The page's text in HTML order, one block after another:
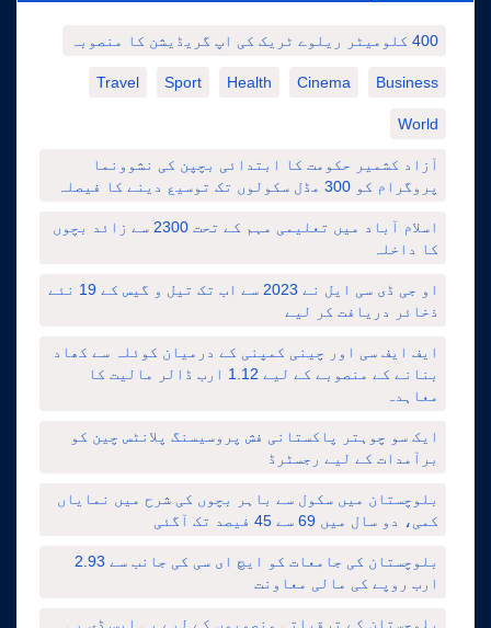
400 کلومیٹر ریلوے ٹریک کی اپ گریڈیشن کا منصوبہ
Business
Cinema
Health
Sport
Travel
World
آزاد کشمیر حکومت کا ابتدائی بچپن کی نشوونما
پروگرام کو 300 مڈل سکولوں تک توسیع دینے کا فیصلہ
اسلام آباد میں تعلیمی مہم کے تحت 2300 سے زائد بچوں
کا داخلہ
او جی ڈی سی ایل نے 2023 سے اب تک تیل و گیس کے 19 نئے
ذخائر دریافت کر لیے
ایف ایف سی اور چینی کمپنی کے درمیان کوئلہ سے کھاد
بنانے کے منصوبے کے لیے 1.12 ارب ڈالر مالیت کا
معاہدہ
ایک سو چوہتر پاکستانی فش پروسیسنگ پلانٹس چین کو
برآمدات کے لیے رجسٹرڈ
بلوچستان میں سکول سے باہر بچوں کی شرح میں نمایاں
کمی، دو سال میں 69 سے 45 فیصد تک آگئی
بلوچستان کی جامعات کو ایچ ای سی کی جانب سے 2.93
ارب روپے کی مالی معاونت
بلوچستان کے ترقیاتی منصوبوں کے لیے پی ایس ڈی پی